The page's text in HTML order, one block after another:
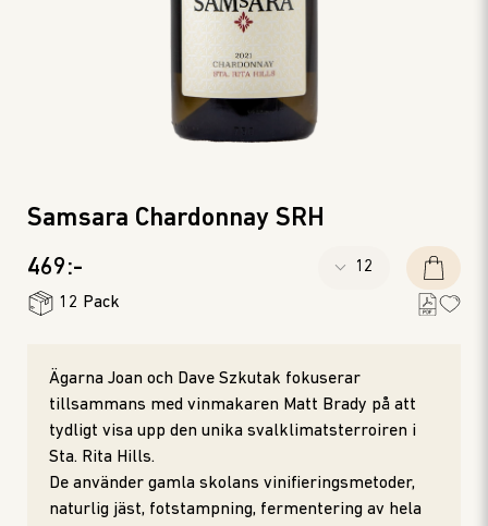
Samsara Chardonnay SRH
469:-
12 Pack
Ägarna Joan och Dave Szkutak fokuserar
tillsammans med vinmakaren Matt Brady på att
tydligt visa upp den unika svalklimatsterroiren i
Sta. Rita Hills.
De använder gamla skolans vinifieringsmetoder,
naturlig jäst, fotstampning, fermentering av hela